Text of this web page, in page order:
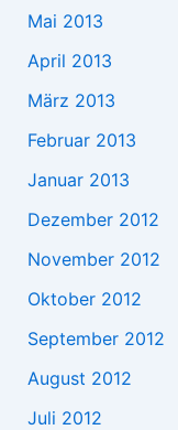
Mai 2013
April 2013
März 2013
Februar 2013
Januar 2013
Dezember 2012
November 2012
Oktober 2012
September 2012
August 2012
Juli 2012